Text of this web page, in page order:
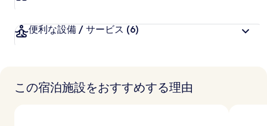
便利な設備 / サービス (6)
この宿泊施設をおすすめする理由